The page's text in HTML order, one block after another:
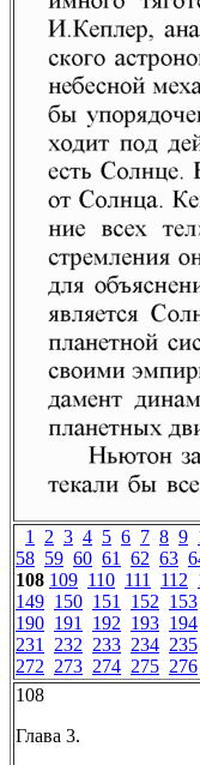
1 2 3 4 5 6 7 8 9
58 59 60 61 62 63
108 109 110 111 112
149 150 151 152 153
190 191 192 193 194
231 232 233 234 235
272 273 274 275 276
108
Глава 3.